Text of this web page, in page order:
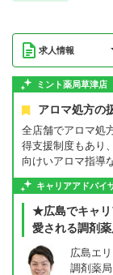
求人情報
ミント薬局草津
アロマ処方の
全店舗でアロマ処
得支援制度もあり
向けいアロマ指導
キャリアアドバイ
★広島でキャリ
愛される調剤
広島エ
調剤薬